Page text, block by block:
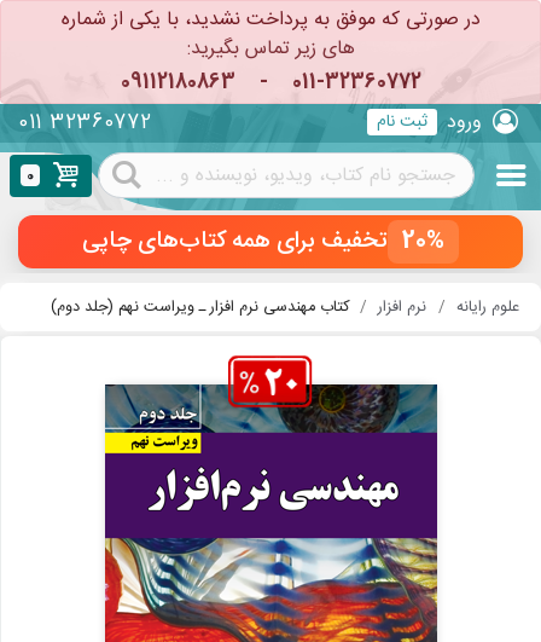
در صورتی که موفق به پرداخت نشدید، با یکی از شماره
های زیر تماس بگیرید:
011-32360772
-
09112180863
ثبت نام ورود 011 32360772
0
20% تخفیف برای همه کتاب‌های چاپی
علوم رایانه نرم افزار کتاب مهندسی نرم افزار ـ ویراست نهم (جلد دوم)